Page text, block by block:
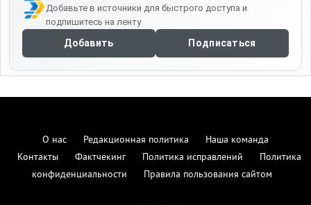
Добавьте в источники для быстрого доступа и
подпишитесь на ленту
Добавить Подписаться
О нас Редакционная политика
Наша команда
Контакты
Фактчекинг Политика исправлений
Политика
конфиденциальности
Правила пользования сайтом